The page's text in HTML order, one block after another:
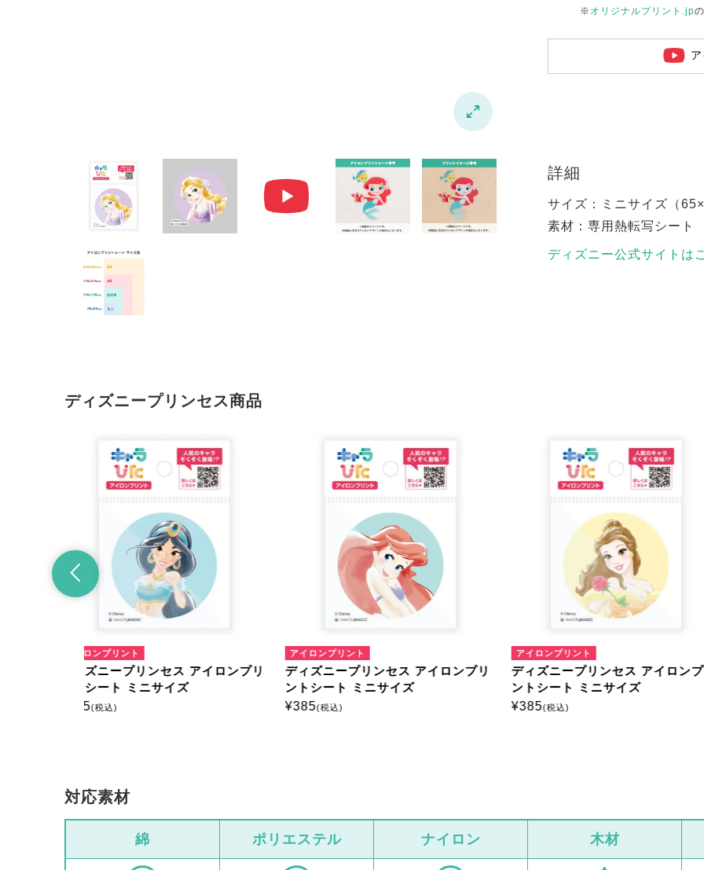

※ オリジナルプリント.jp
詳細
サイズ：ミニサイズ（
素材：専用熱転写シート
ディズニー公式サイトは
ディズニープリンセス商品
アイロンプリント
ディズニープリンセス アイロンプリ
ントシート ミニサイズ
¥385(税込)
アイロンプリント
ディズニープリンセス アイロンプリ
ントシート ミニサイズ
¥385(税込)
アイロンプリント
ディズニープリンセス アイ
ントシート ミニサイズ
¥385(税込)
対応素材
綿 ポリエステル ナイロン 木材